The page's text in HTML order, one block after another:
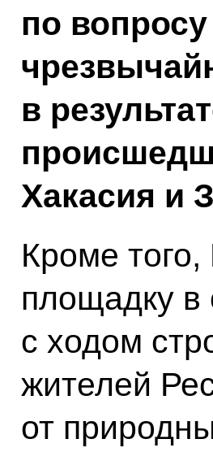
по
в
Хакасия и
Кроме
площадку в
с ходом
жителей
от